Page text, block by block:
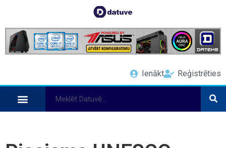
Ienākt Reģistrēties